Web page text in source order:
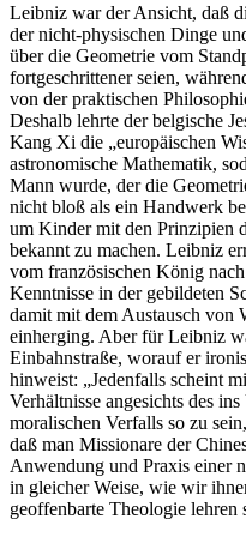
Leibniz war der Ansicht, daß
der nicht-physischen Dinge
über die Geometrie vom
fortgeschrittener seien,
von der praktischen
Deshalb lehrte der belgische
Kang Xi die „europäischen
astronomische Mathematik,
Mann wurde, der die
nicht bloß als ein Handwerk
um Kinder mit den Prinzipien
bekannt zu machen. Leibniz
vom französischen König
Kenntnisse in der gebildeten
damit mit dem Austausch von
einherging. Aber für Leibniz
Einbahnstraße, worauf er
hinweist: „Jedenfalls scheint
Verhältnisse angesichts des
moralischen Verfalls so zu
daß man Missionare der
Anwendung und Praxis einer
in gleicher Weise, wie wir
geoffenbarte Theologie lehren